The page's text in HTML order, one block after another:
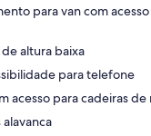
para van com
altura baixa
para telefone
acesso para cadeiras de